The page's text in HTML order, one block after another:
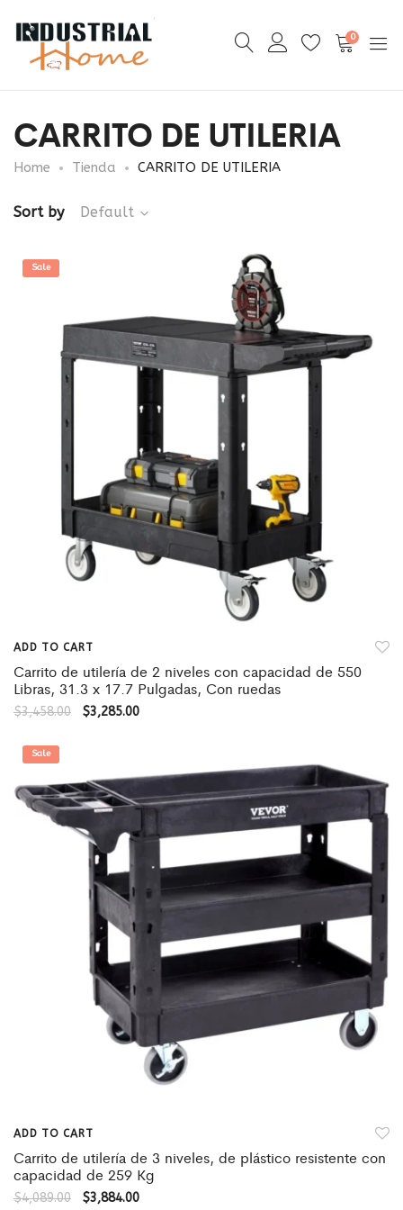
0
CARRITO DE UTILERIA
Home Tienda CARRITO DE UTILERIA
Sort by Default
Sale
ADD TO CART
Carrito de utilería de 2 niveles con capacidad de 550
Libras, 31.3 x 17.7 Pulgadas, Con ruedas
$3,458.00 $3,285.00
Sale
ADD TO CART
Carrito de utilería de 3 niveles, de plástico resistente con
capacidad de 259 Kg
$4,089.00 $3,884.00